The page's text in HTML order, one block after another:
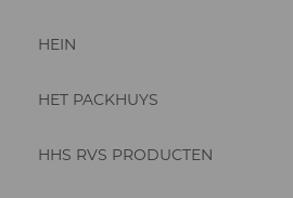
HEIN
HET PACKHUYS
HHS RVS PRODUCTEN